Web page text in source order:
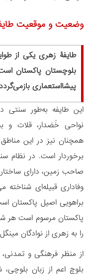
وضعیت و موقعیت
طایفۀ زهری یکی از
بلوچستان پاکستان
پیشااستعماری بازمی‌گردد
این طایفه به‌طور سنتی
نواحی خُضدار، قلات و
همچنان نیز در این
برخوردار است. در نظام
صاحب زمین، دارای
وفاداری قبیله‌ای شناخته
براهویی اصیل پاکستان
پاکستان مرسوم است هر
را به زهری از نوادگان
از منظر فرهنگی و
بلوچ‌ اعم از زبان